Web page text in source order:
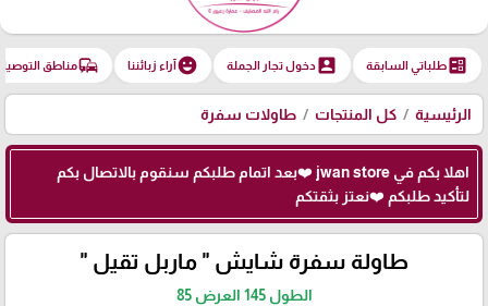
ballotطلباتي السابقة account_boxدخول تجار الجملة emoji_emotionsآراء زبائننا commuteمناطق
الرئيسية كل المنتجات طاولات سفرة
اهلا بكم في jwan store ❤️بعد اتمام طلبكم سنقوم بالاتصال بكم
لتأكيد طلبكم ❤️نعتز بثقتكم
طاولة سفرة شايش " ماربل تقيل "
الطول 145 العرض 85